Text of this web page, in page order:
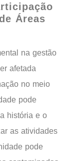
Áreas
na gestão
afetada
no meio
pode
história e o
as atividades
pode